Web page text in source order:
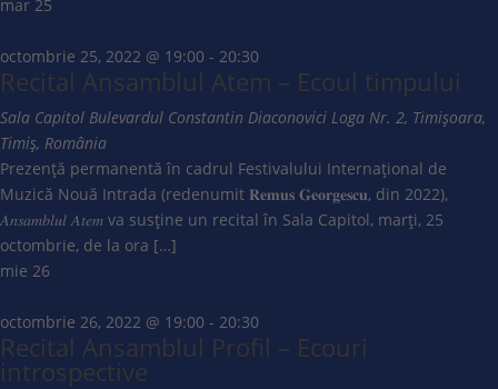
mar 25
octombrie 25, 2022 @ 19:00 - 20:30
Recital Ansamblul Atem – Ecoul timpului
Sala Capitol Bulevardul Constantin Diaconovici Loga Nr. 2, Timișoara,
Timiș, România
Prezență permanentă în cadrul Festivalului Internațional de
Muzică Nouă Intrada (redenumit 𝐑𝐞𝐦𝐮𝐬 𝐆𝐞𝐨𝐫𝐠𝐞𝐬𝐜𝐮, din 2022),
𝐴𝑛𝑠𝑎𝑚𝑏𝑙𝑢𝑙 𝐴𝑡𝑒𝑚 va susține un recital în Sala Capitol, marți, 25
octombrie, de la ora […]
mie 26
octombrie 26, 2022 @ 19:00 - 20:30
Recital Ansamblul Profil – Ecouri
introspective